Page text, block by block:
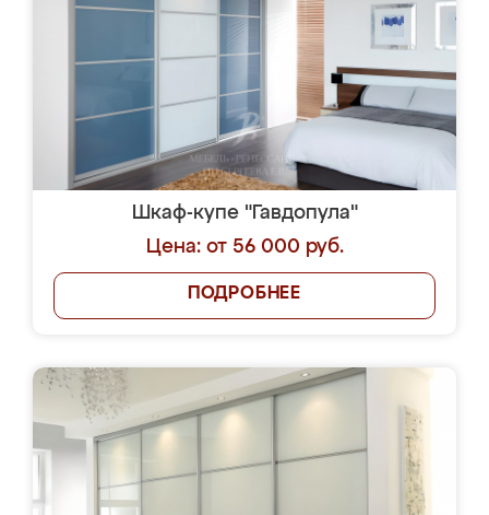
Шкаф-купе "Гавдопула"
Цена: от 56 000 руб.
ПОДРОБНЕЕ